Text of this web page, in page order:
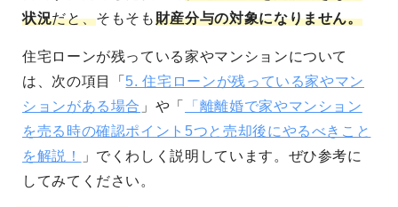
状況だと、そもそも財産分与の対象になりません。
住宅ローンが残っている家やマンションについて
は、次の項目「 5. 住宅ローンが残っている家やマン
ションがある場合 」や「
「離離婚で家やマンション
を売る時の確認ポイント5つと売却後にやるべきこと
を解説！
」でくわしく説明しています。ぜひ参考に
してみてください。